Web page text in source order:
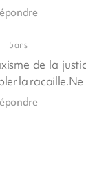
5 ans
de la
la racaille.Ne